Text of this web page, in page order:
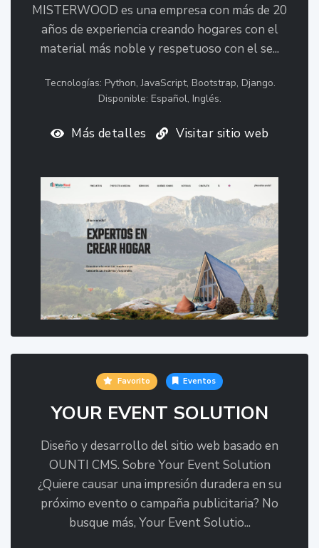
MISTERWOOD es una empresa con más de 20
años de experiencia creando hogares con el
material más noble y respetuoso con el se...
Tecnologías: Python, JavaScript, Bootstrap, Django.
Disponible: Español, Inglés.
Más detalles Visitar sitio web
Favorito Eventos
YOUR EVENT SOLUTION
Diseño y desarrollo del sitio web basado en
OUNTI CMS. Sobre Your Event Solution
¿Quiere causar una impresión duradera en su
próximo evento o campaña publicitaria? No
busque más, Your Event Solutio...